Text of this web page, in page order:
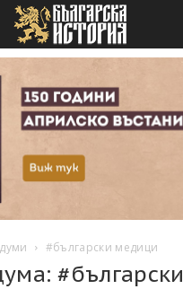
#български медици
#български